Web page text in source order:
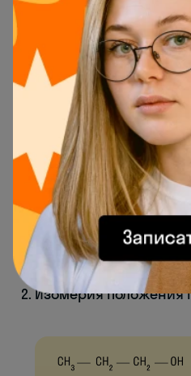
Структурная
Изомерия
для спиртов, в
и более атомов
Изомерия положения